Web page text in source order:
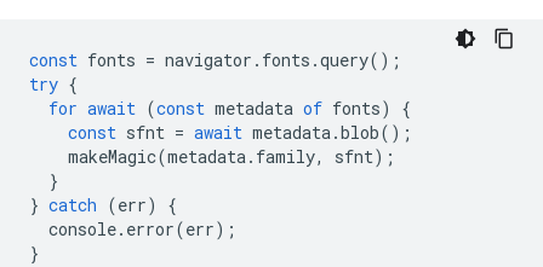
const fonts = navigator . fonts .query();
try {
for await (const metadata of fonts)
{
const sfnt = await metadata.blob();
makeMagic(metadata. family, sfnt);
}
} catch (err)
{
console. error(err);
}